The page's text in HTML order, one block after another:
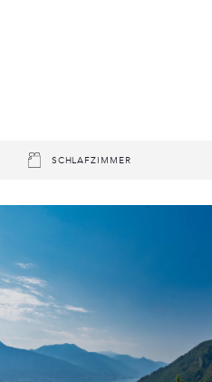
SCHLAFZIMMER